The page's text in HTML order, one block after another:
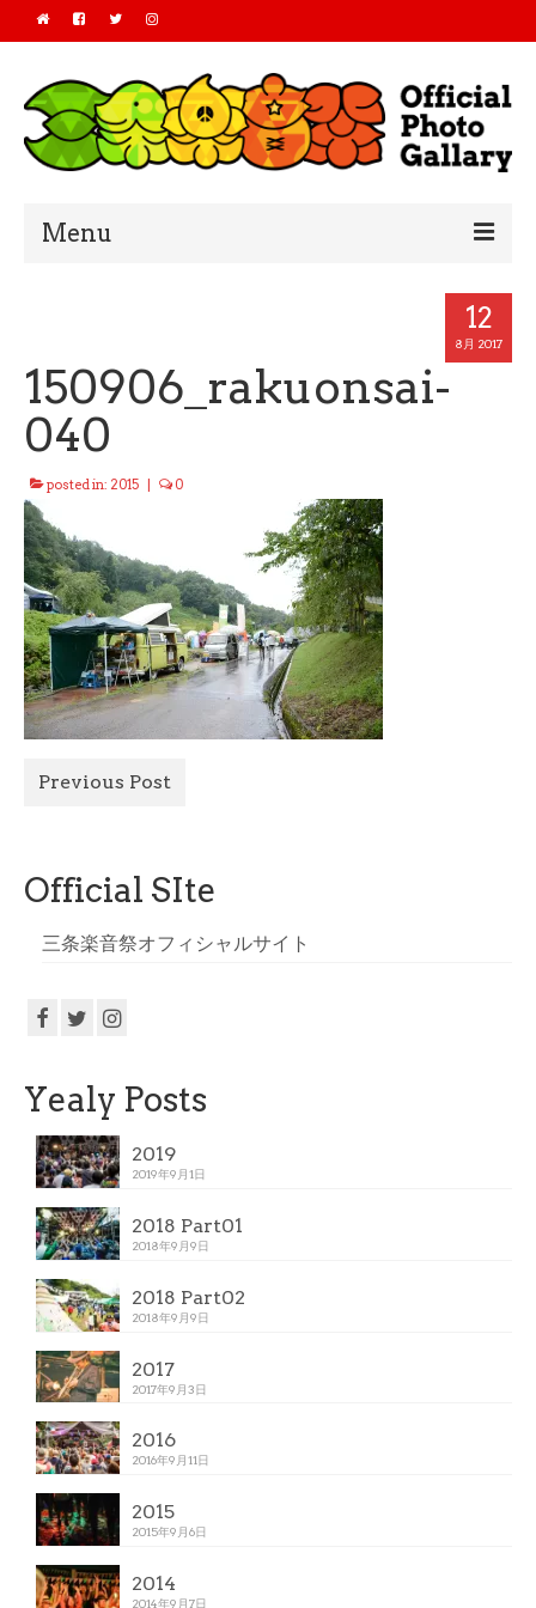
Menu
2018
2017
2016
All Photo
Official Site
12
8月 2017
150906_rakuonsai-
040
posted in: 2015 0
Previous Post
Official SIte
三条楽音祭オフィシャルサイト
Yealy Posts
2019
2019年9月1日
2018 Part01
2018年9月9日
2018 Part02
2018年9月9日
2017
2017年9月3日
2016
2016年9月11日
2015
2015年9月6日
2014
2014年9月7日